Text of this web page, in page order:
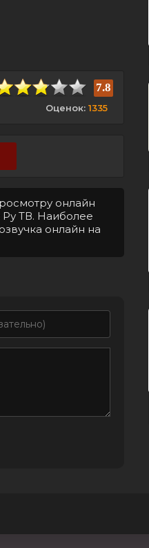
7.8
Оценок: 1335
онлайн
Ру ТВ. Наиболее
онлайн на